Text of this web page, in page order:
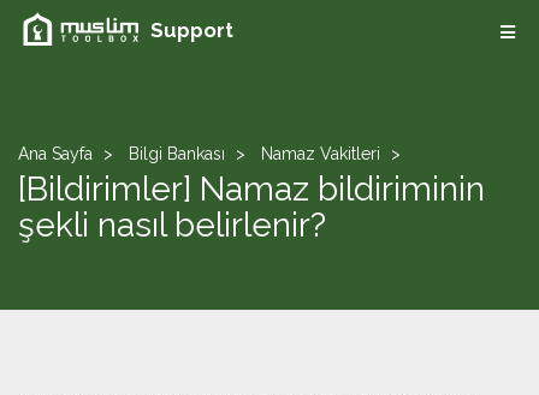
Support
Ana Sayfa Bilgi Bankası Namaz Vakitleri
[Bildirimler] Namaz bildiriminin
şekli nasıl belirlenir?